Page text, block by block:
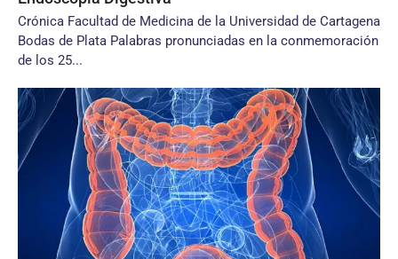
Crónica Facultad de Medicina de la Universidad de Cartagena
Bodas de Plata Palabras pronunciadas en la conmemoración
de los 25...